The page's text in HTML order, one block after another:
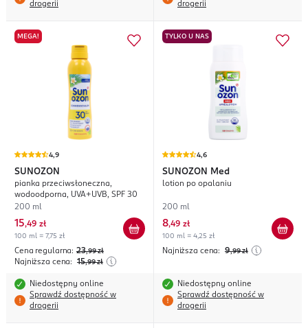
drogerii drogerii
MEGA!
4,9
SUNOZON
pianka przeciwsłoneczna,
wodoodporna, UVA+UVB, SPF 30
200 ml
15,49 zł
100 ml = 7,75 zł
Cena regularna: 23,99 zł
Najniższa cena: 15,99 zł
Niedostępny online
Sprawdź dostępność w
drogerii
TYLKO U NAS
4,6
SUNOZON Med
lotion po opalaniu
200 ml
8,49 zł
100 ml = 4,25 zł
Najniższa cena: 9,99 zł
Niedostępny online
Sprawdź dostępność w
drogerii